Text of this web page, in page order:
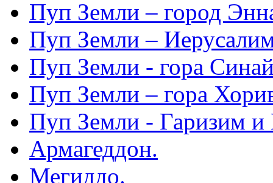
Пуп Земли – город
Пуп Земли –
Пуп Земли - гора
Пуп Земли – гора
Пуп Земли - Гаризим и
Армагеддон.
Мегиддо.